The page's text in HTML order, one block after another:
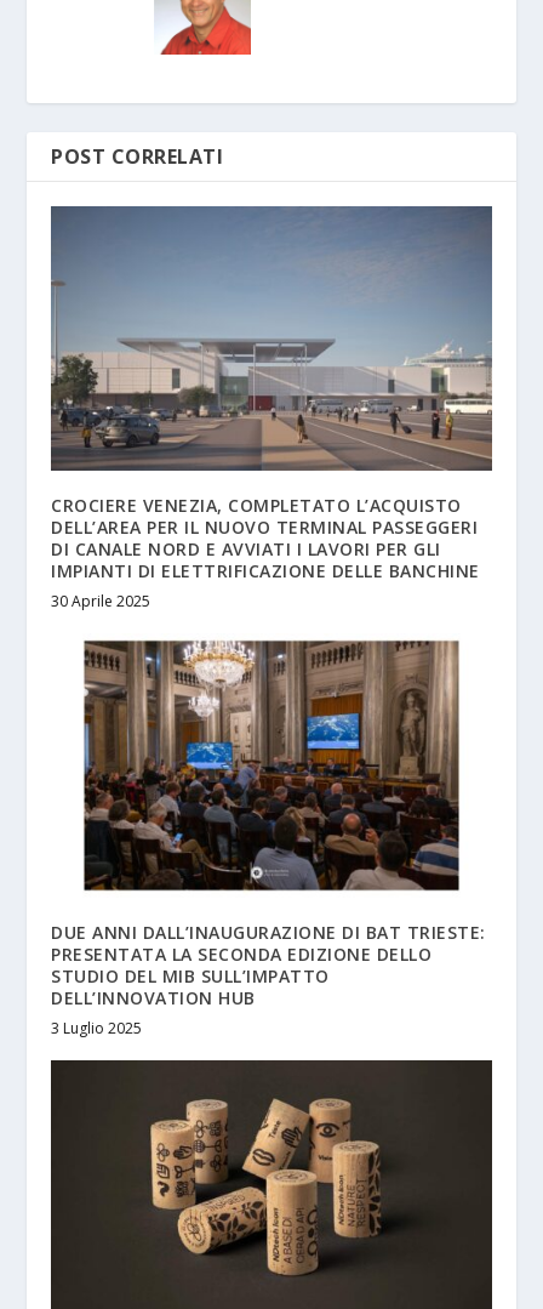
POST CORRELATI
CROCIERE VENEZIA, COMPLETATO L’ACQUISTO
DELL’AREA PER IL NUOVO TERMINAL PASSEGGERI
DI CANALE NORD E AVVIATI I LAVORI PER GLI
IMPIANTI DI ELETTRIFICAZIONE DELLE BANCHINE
30 Aprile 2025
DUE ANNI DALL’INAUGURAZIONE DI BAT TRIESTE:
PRESENTATA LA SECONDA EDIZIONE DELLO
STUDIO DEL MIB SULL’IMPATTO
DELL’INNOVATION HUB
3 Luglio 2025